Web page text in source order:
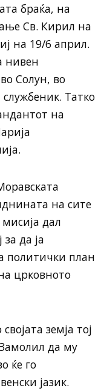
браќа, на
Св. Кирил на
на 19/6 април.
нивен
Солун, во
службеник. Татко
на
на сите
дал
да ја
политички план
црковното
земја тој
да му
ќе го
јазик.